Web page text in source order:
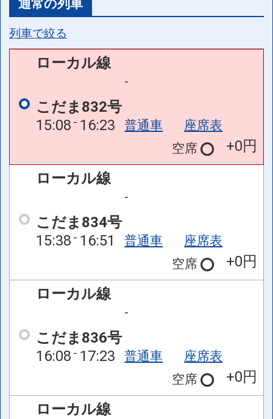
通常の列車
列車で絞る
ローカル線
-
こだま832号
15:08 16:23 普通車
座席表
空席
+0円
ローカル線
-
こだま834号
15:38 16:51 普通車
座席表
空席
+0円
ローカル線
-
こだま836号
16:08 17:23 普通車
座席表
空席
+0円
ローカル線